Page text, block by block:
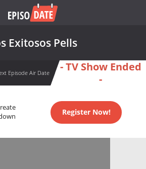
Exitosos Pells
Episode Air Date
- TV Show Ended
-
Register Now!